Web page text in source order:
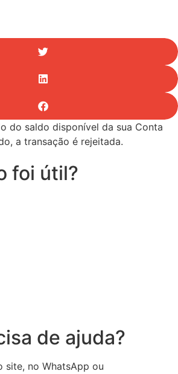
do saldo disponível da sua Conta
a transação é rejeitada.
foi útil?
de ajuda?
site, no WhatsApp ou